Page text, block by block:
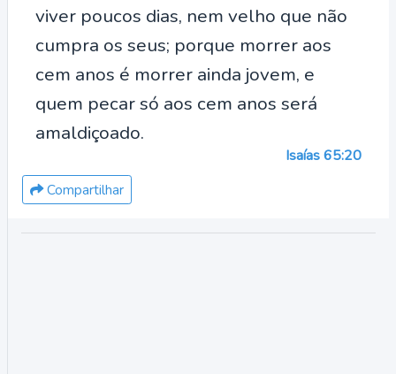
viver poucos dias, nem velho que não
cumpra os seus; porque morrer aos
cem anos é morrer ainda jovem, e
quem pecar só aos cem anos será
amaldiçoado.
Isaías 65:20
Compartilhar